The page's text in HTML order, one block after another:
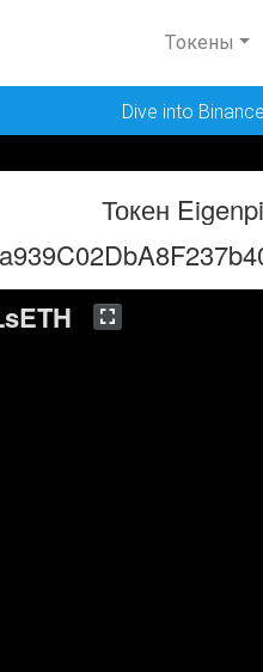
Токены
Dive into
Токен